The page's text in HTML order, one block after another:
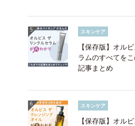
スキンケア
【保存版】オル
ラムのすべてを
記事まとめ
スキンケア
【保存版】オル